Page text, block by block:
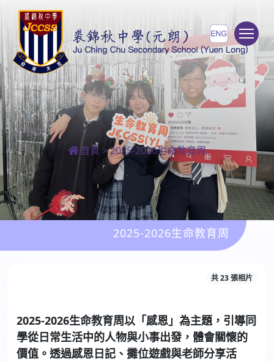
首頁 >2025-2026生命教育周
2025-2026生命教育周
共 23 張相片
2025-2026生命教育周以「感恩」為主題，引導同
學從日常生活中的人物與小事出發，體會關懷的
價值。透過感恩日記、攤位遊戲與老師分享活